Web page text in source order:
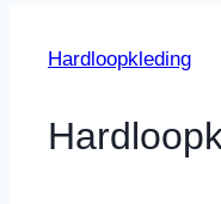
Hardloopkleding